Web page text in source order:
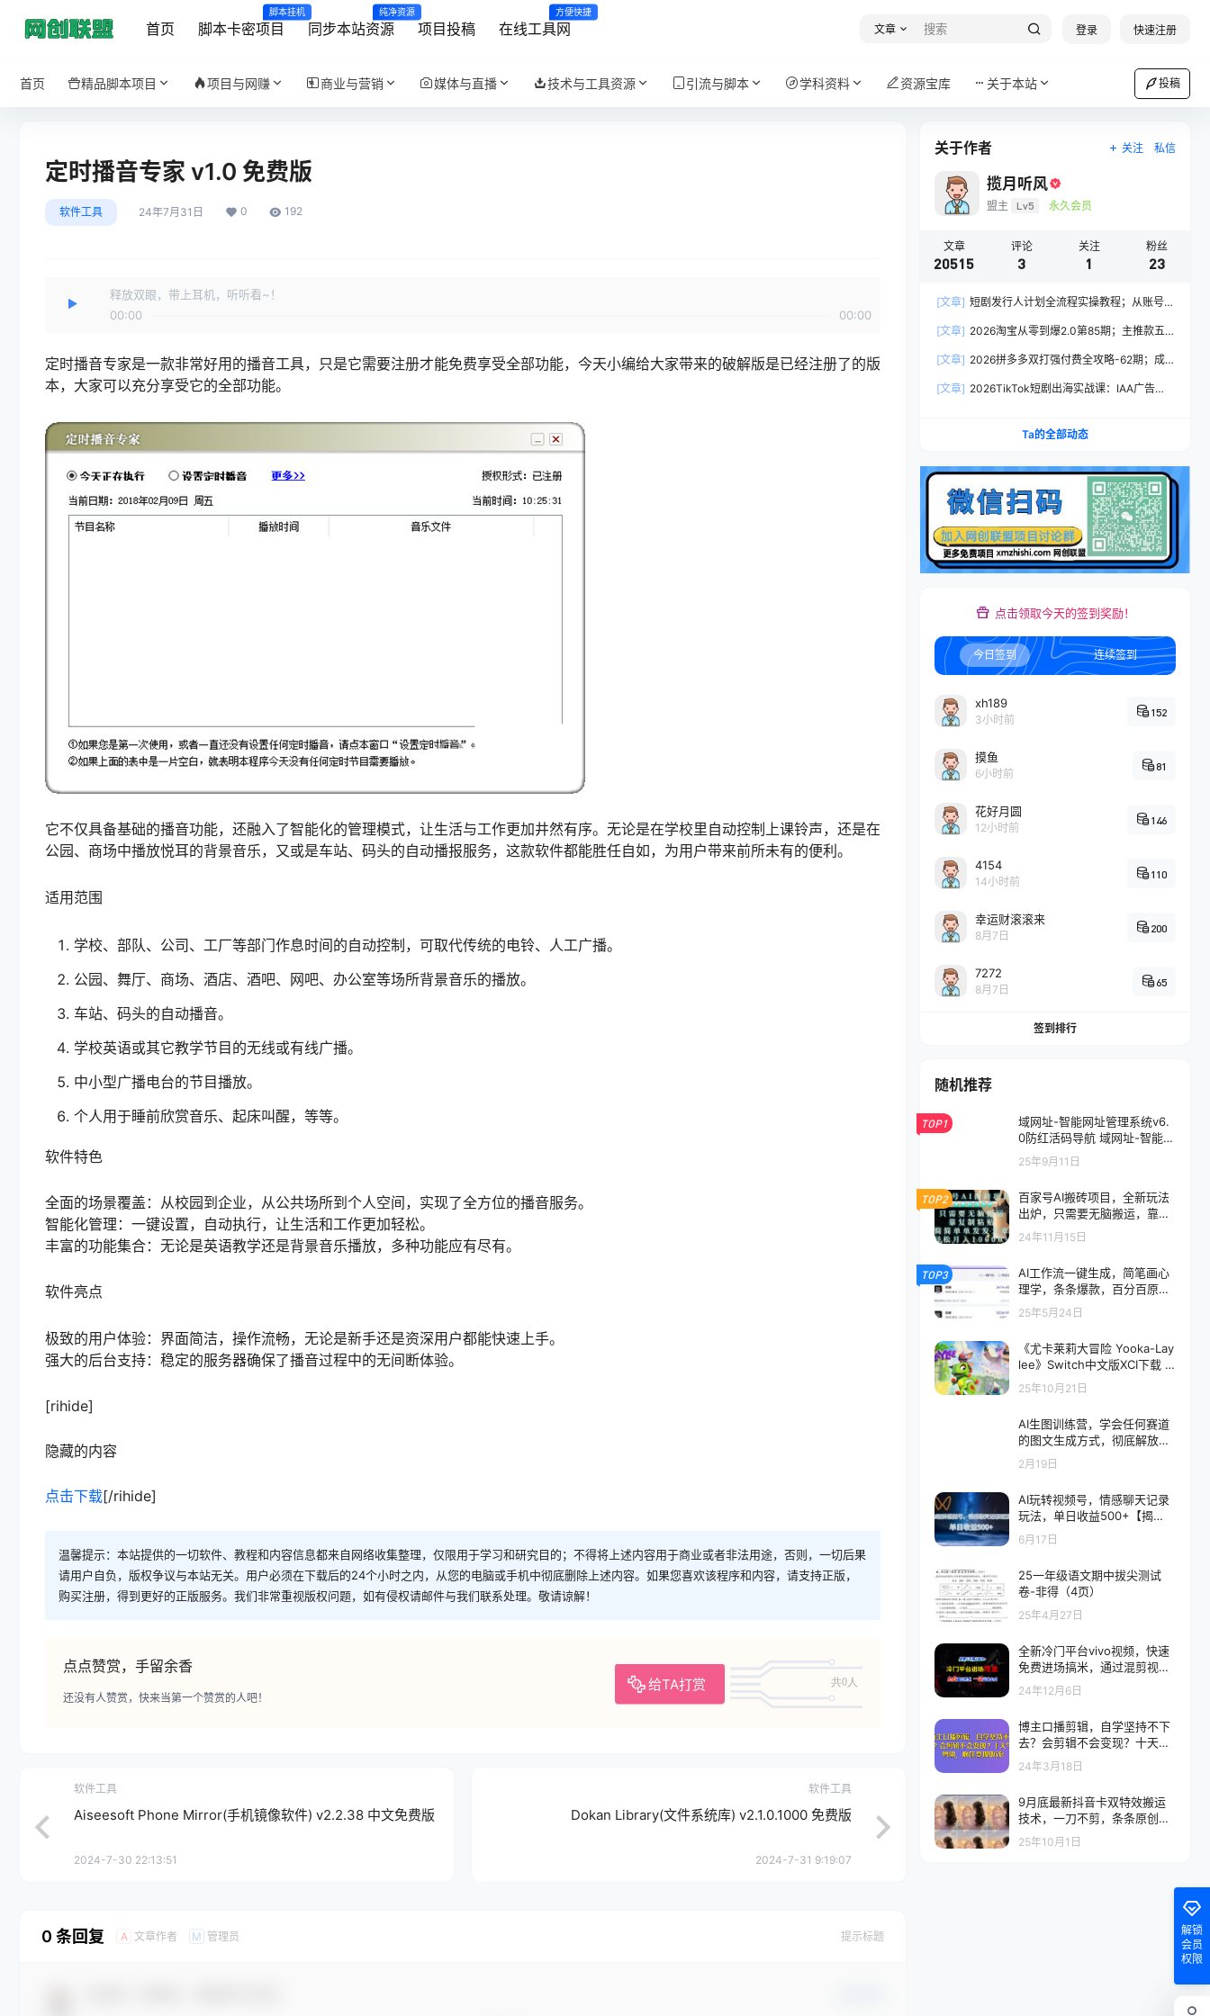
首页 脚本卡密项目
脚本挂机
同步本站资源
纯净资源
项目投稿 在线工具网
方便快捷
文章 登录 快速注册
首页 精品脚本项目 项目与网赚 商业与营销 媒体与直播 技术与工具资源 引流与脚本 学科资料 资源宝库 关于本站 投稿
定时播音专家 v1.0 免费版
软件工具 24年7月31日 0 192
释放双眼，带上耳机，听听看~！
00:00
00:00
定时播音专家是一款非常好用的播音工具，只是它需要注册才能免费享受全部功能，今天小编给大家带来的破解版是已经注册了的版
本，大家可以充分享受它的全部功能。
它不仅具备基础的播音功能，还融入了智能化的管理模式，让生活与工作更加井然有序。无论是在学校里自动控制上课铃声，还是在
公园、商场中播放悦耳的背景音乐，又或是车站、码头的自动播报服务，这款软件都能胜任自如，为用户带来前所未有的便利。
适用范围
学校、部队、公司、工厂等部门作息时间的自动控制，可取代传统的电铃、人工广播。
公园、舞厅、商场、酒店、酒吧、网吧、办公室等场所背景音乐的播放。
车站、码头的自动播音。
学校英语或其它教学节目的无线或有线广播。
中小型广播电台的节目播放。
个人用于睡前欣赏音乐、起床叫醒，等等。
软件特色
全面的场景覆盖：从校园到企业，从公共场所到个人空间，实现了全方位的播音服务。
智能化管理：一键设置，自动执行，让生活和工作更加轻松。
丰富的功能集合：无论是英语教学还是背景音乐播放，多种功能应有尽有。
软件亮点
极致的用户体验：界面简洁，操作流畅，无论是新手还是资深用户都能快速上手。
强大的后台支持：稳定的服务器确保了播音过程中的无间断体验。
[rihide]
隐藏的内容
点击下载[/rihide]
温馨提示：本站提供的一切软件、教程和内容信息都来自网络收集整理，仅限用于学习和研究目的；不得将上述内容用于商业或者非法用途，否则，一切后果
请用户自负，版权争议与本站无关。用户必须在下载后的24个小时之内，从您的电脑或手机中彻底删除上述内容。如果您喜欢该程序和内容，请支持正版，
购买注册，得到更好的正版服务。我们非常重视版权问题，如有侵权请邮件与我们联系处理。敬请谅解！
点点赞赏，手留余香
给TA打赏 共0人
还没有人赞赏，快来当第一个赞赏的人吧！
软件工具
Aiseesoft Phone Mirror(手机镜像软件) v2.2.38 中文免费版
2024-7-30 22:13:51
软件工具
Dokan Library(文件系统库) v2.1.0.1000 免费版
2024-7-31 9:19:07
0 条回复 A 文章作者 M 管理员 提示标题
关于作者 关注 私信
揽月听风
盟主 Lv5 永久会员
文章
20515
评论
3
关注
1
粉丝
23
[文章] 短剧发行人计划全流程实操教程；从账号
手出单
[文章] 2026淘宝从零到爆2.0第85期；主推款五
基础权重
[文章] 2026拼多多双打强付费全攻略-62期；成
劣势与选择策略
[文章] 2026TikTok短剧出海实战课：IAA广告分
Ta的全部动态
点击领取今天的签到奖励！
今日签到 连续签到
xh189
3小时前
152
摸鱼
6小时前
81
花好月圆
12小时前
146
4154
14小时前
110
幸运财滚滚来
8月7日
200
7272
8月7日
65
签到排行
随机推荐
TOP1
域网址-智能网址管理系统v6.
0防红活码导航 域网址-智能网
址管理系统v6.0防红活码导航
25年9月11日
TOP2
百家号AI搬砖项目，全新玩法
出炉，只需要无脑搬运，靠复
制粘贴，简单发文章，也能轻
松月入1W【揭秘】
24年11月15日
TOP3
AI工作流一键生成，简笔画心
理学，条条爆款，百分百原
创，小白5分钟上…
25年5月24日
《尤卡莱莉大冒险 Yooka-Lay
lee》Switch中文版XCI下载 –
含1.2.0补丁
25年10月21日
AI生图训练营，学会任何赛道
的图文生成方式，彻底解放双
手，实现涨粉变现
2月19日
AI玩转视频号，情感聊天记录
玩法，单日收益500+【揭
秘】
6月17日
25一年级语文期中拔尖测试
卷-非得（4页）
25年4月27日
全新冷门平台vivo视频，快速
免费进场搞米，通过混剪视频
一键批量生成，实测7天撸230
0+
24年12月6日
博主口播剪辑，自学坚持不下
去？会剪辑不会变现？十天学
会剪辑，疯狂变现收钱!
24年3月18日
9月底最新抖音卡双特效搬运
技术，一刀不剪，条条原创，
短剧推文美女带货都可以
25年10月1日
解锁
会员
权限